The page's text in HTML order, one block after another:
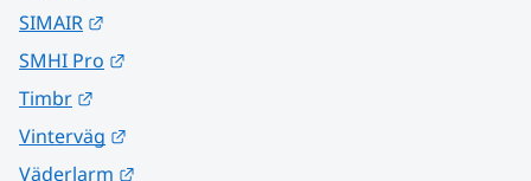
SIMAIR
SMHI Pro
Timbr
Vinterväg
Väderlarm